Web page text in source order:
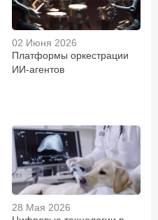
02 Июня 2026
Платформы оркестрации
ИИ-агентов
28 Мая 2026